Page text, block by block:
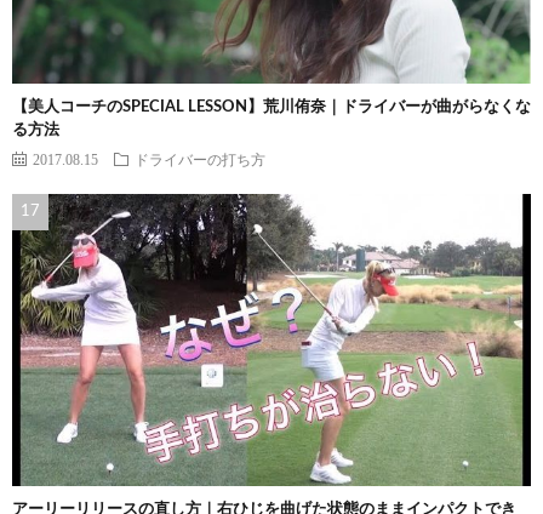
【美人コーチのSPECIAL LESSON】荒川侑奈｜ドライバーが曲がらなくな
る方法
2017.08.15 ドライバーの打ち方
アーリーリリースの直し方｜右ひじを曲げた状態のままインパクトでき